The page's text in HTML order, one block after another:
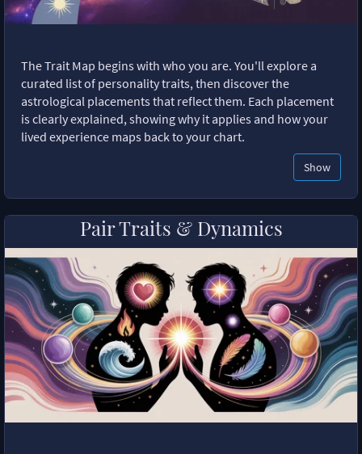
The Trait Map begins with who you are. You'll explore a
curated list of personality traits, then discover the
astrological placements that reflect them. Each placement
is clearly explained, showing why it applies and how your
lived experience maps back to your chart.
Show
Pair Traits & Dynamics